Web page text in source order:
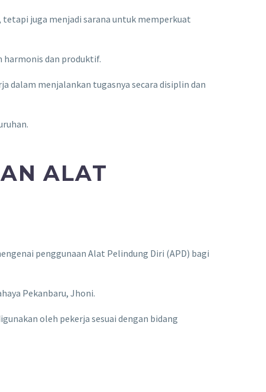
juga menjadi sarana untuk memperkuat
harmonis dan produktif.
dalam menjalankan tugasnya secara disiplin dan
ALAT
penggunaan Alat Pelindung Diri (APD) bagi
Pekanbaru, Jhoni.
oleh pekerja sesuai dengan bidang